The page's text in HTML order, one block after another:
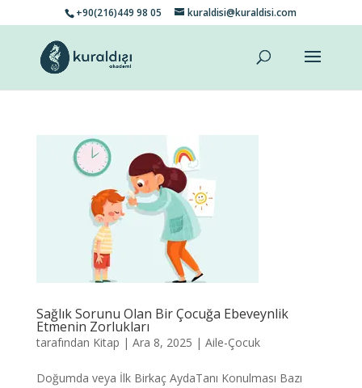
+90(216)449 98 05 kuraldisi@kuraldisi.com
Sağlık Sorunu Olan Bir Çocuğa Ebeveynlik
Etmenin Zorlukları
tarafından Kitap | Ara 8, 2025 | Aile-Çocuk
Doğumda veya İlk Birkaç AydaTanı Konulması Bazı